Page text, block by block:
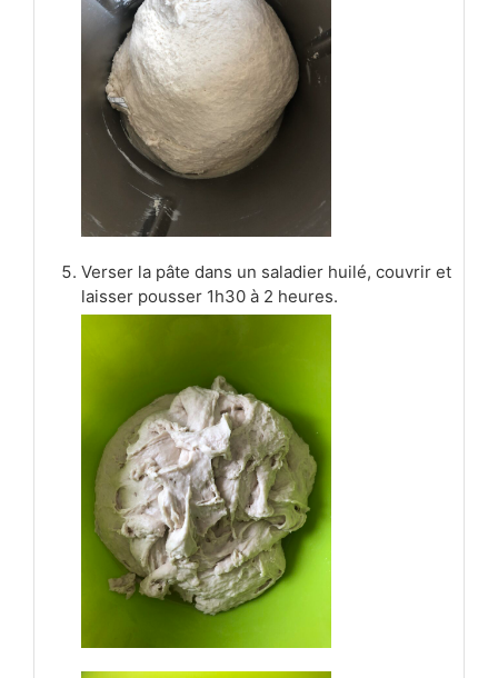
Verser la pâte dans un saladier huilé, couvrir et
laisser pousser 1h30 à 2 heures.